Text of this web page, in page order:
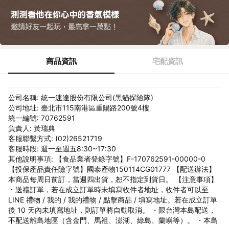
商品資訊 宅配資訊
公司名稱: 統一速達股份有限公司(黑貓探險隊)
公司地址: 臺北市115南港區重陽路200號4樓
統一編號: 70762591
負責人: 黃瑞典
客服聯繫方式: (02)26521719
客服時段: 週一至週五8:30~17:30
其他說明事項: 【食品業者登錄字號】F-170762591-00000-0
【投保產品責任險字號】國泰產物150114CG01777 【配送辦法】
本商品每周日前訂，當週四出貨，恕不指定到貨日。 【注意事項】
・送禮訂單，若在成立訂單時未填寫收件者地址，收件者可以至
LINE 禮物 / 我的 / 我的禮物 / 點擊商品 / 填寫地址。若在成立訂單
後 10 天內未填寫地址，則訂單將自動取消。 ・限台灣本島配送，
不配送離島地區（含金門、馬祖、澎湖、綠島、蘭嶼等）。 ・本島